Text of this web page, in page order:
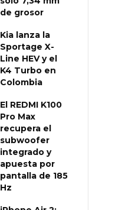
de grosor
Kia lanza la
Sportage X-
Line HEV y el
K4 Turbo en
Colombia
El REDMI K100
Pro Max
recupera el
subwoofer
integrado y
apuesta por
pantalla de 185
Hz